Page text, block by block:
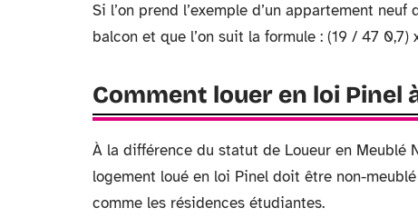
Si l’on prend l’exemple d’un appartement
balcon et que l’on suit la formule : (19 / 47
Comment louer en loi Pinel
À la différence du statut de Loueur en Meublé
logement loué en loi Pinel doit être non-
comme les résidences étudiantes.